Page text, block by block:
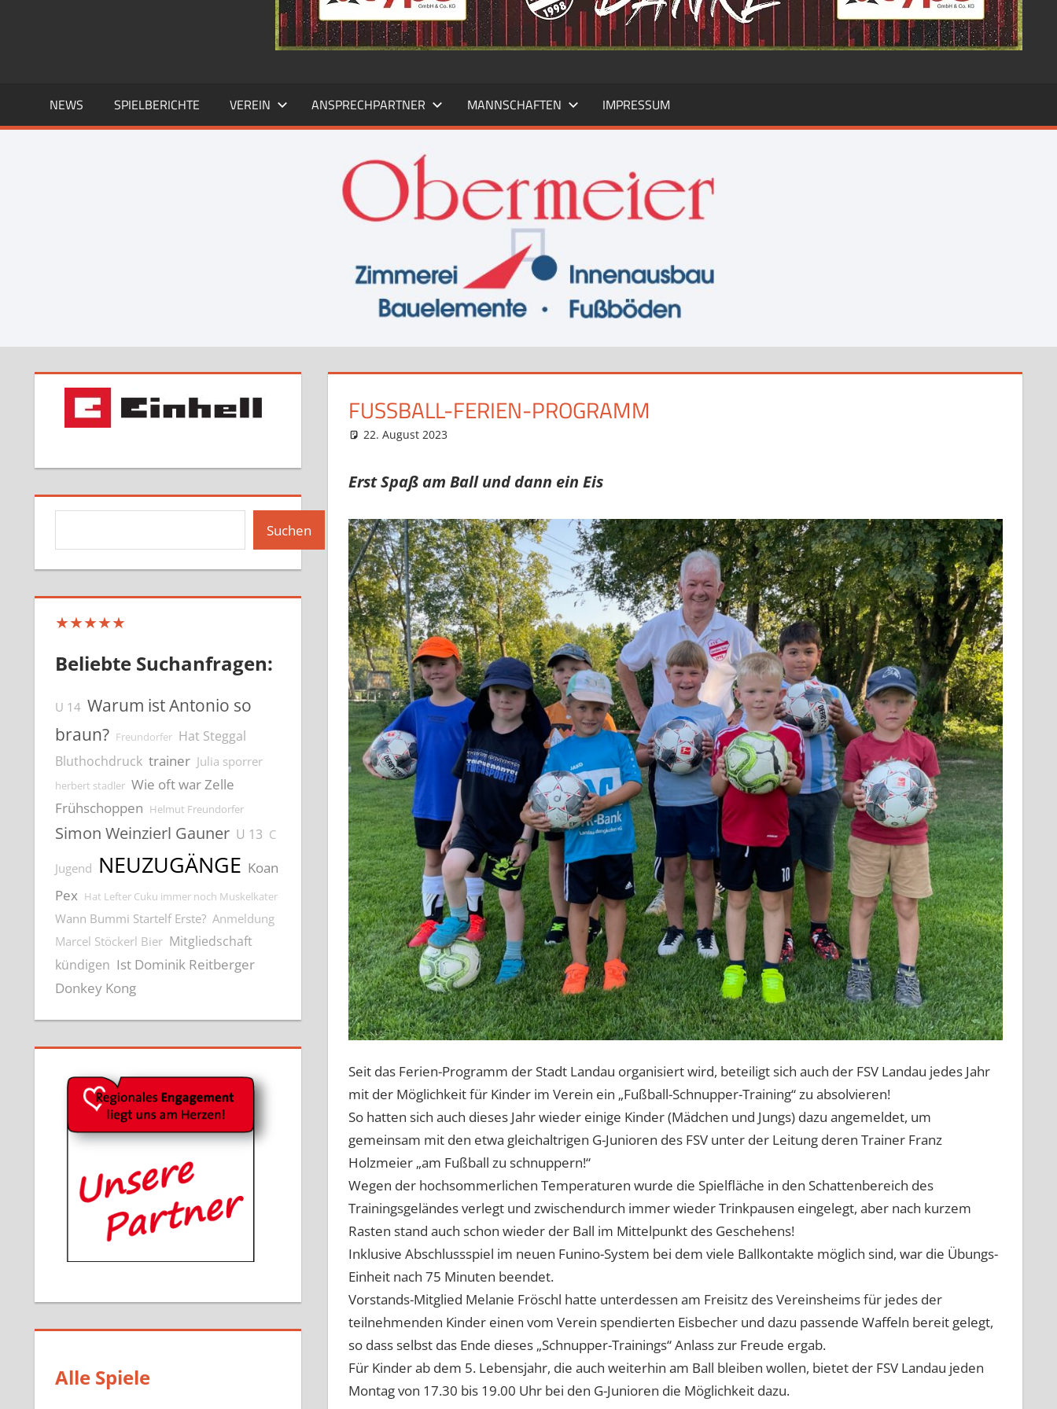
NEWS SPIELBERICHTE VEREIN ANSPRECHPARTNER MANNSCHAFTEN IMPRESSUM
FUSSBALL-FERIEN-PROGRAMM
22. August 2023
Erst Spaß am Ball und dann ein Eis
Seit das Ferien-Programm der Stadt Landau organisiert wird, beteiligt sich auch der FSV Landau jedes Jahr
mit der Möglichkeit für Kinder im Verein ein „Fußball-Schnupper-Training“ zu absolvieren!
So hatten sich auch dieses Jahr wieder einige Kinder (Mädchen und Jungs) dazu angemeldet, um
gemeinsam mit den etwa gleichaltrigen G-Junioren des FSV unter der Leitung deren Trainer Franz
Holzmeier „am Fußball zu schnuppern!“
Wegen der hochsommerlichen Temperaturen wurde die Spielfläche in den Schattenbereich des
Trainingsgeländes verlegt und zwischendurch immer wieder Trinkpausen eingelegt, aber nach kurzem
Rasten stand auch schon wieder der Ball im Mittelpunkt des Geschehens!
Inklusive Abschlussspiel im neuen Funino-System bei dem viele Ballkontakte möglich sind, war die Übungs-
Einheit nach 75 Minuten beendet.
Vorstands-Mitglied Melanie Fröschl hatte unterdessen am Freisitz des Vereinsheims für jedes der
teilnehmenden Kinder einen vom Verein spendierten Eisbecher und dazu passende Waffeln bereit gelegt,
so dass selbst das Ende dieses „Schnupper-Trainings“ Anlass zur Freude ergab.
Für Kinder ab dem 5. Lebensjahr, die auch weiterhin am Ball bleiben wollen, bietet der FSV Landau jeden
Montag von 17.30 bis 19.00 Uhr bei den G-Junioren die Möglichkeit dazu.
Suchen
★★★★★
Beliebte Suchanfragen:
U 14 Warum ist Antonio so
braun? Freundorfer Hat Steggal
Bluthochdruck trainer Julia sporrer
herbert stadler Wie oft war Zelle
Frühschoppen Helmut Freundorfer
Simon Weinzierl Gauner U 13 C
Jugend NEUZUGÄNGE Koan
Pex Hat Lefter Cuku immer noch Muskelkater
Wann Bummi Startelf Erste? Anmeldung
Marcel Stöckerl Bier Mitgliedschaft
kündigen Ist Dominik Reitberger
Donkey Kong
Alle Spiele